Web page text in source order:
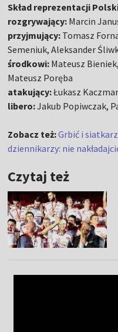
Skład reprezentacji
rozgrywający: Marcin
przyjmujący: Tomasz
Semeniuk, Aleksander
środkowi: Mateusz
Mateusz Poręba
atakujący:Łukasz
libero:Jakub Popiwczak,
Zobacz też:Grbić i
dziennikarzy: nie
Czytaj też